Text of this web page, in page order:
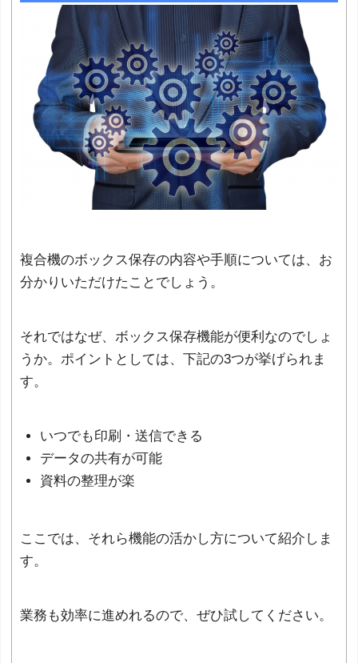
複合機のボックス保存の内容や手順については、お
分かりいただけたことでしょう。
それではなぜ、ボックス保存機能が便利なのでしょ
うか。ポイントとしては、下記の3つが挙げられま
す。
いつでも印刷・送信できる
データの共有が可能
資料の整理が楽
ここでは、それら機能の活かし方について紹介しま
す。
業務も効率に進めれるので、ぜひ試してください。